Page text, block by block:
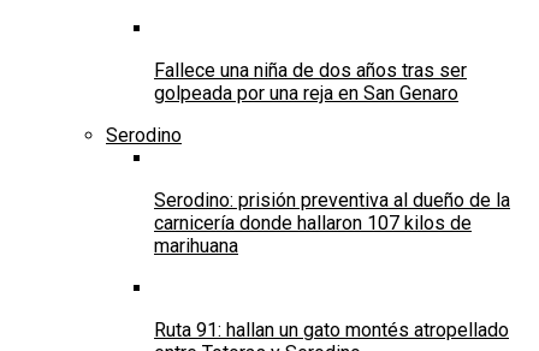
Fallece una niña de dos años tras ser
golpeada por una reja en San Genaro
Serodino
Serodino: prisión preventiva al dueño de la
carnicería donde hallaron 107 kilos de
marihuana
Ruta 91: hallan un gato montés atropellado